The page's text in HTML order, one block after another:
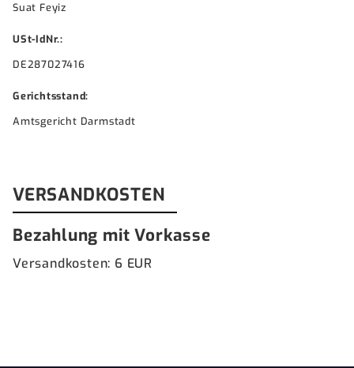
Suat Feyiz
USt-IdNr.:
DE287027416
Gerichtsstand:
Amtsgericht Darmstadt
VERSANDKOSTEN
Bezahlung mit Vorkasse
Versandkosten: 6 EUR